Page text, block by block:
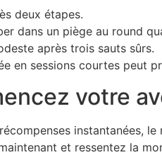
deux étapes.
dans un piège au round
après trois sauts sûrs.
en sessions courtes peut
votre
instantanées,
et ressentez la